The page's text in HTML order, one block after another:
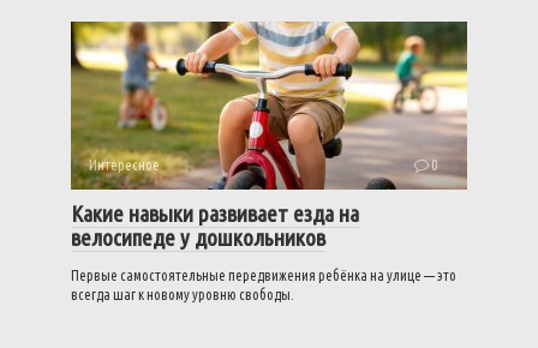
Интересное 0
Какие навыки развивает езда на
велосипеде у дошкольников
Первые самостоятельные передвижения ребёнка на улице — это
всегда шаг к новому уровню свободы.